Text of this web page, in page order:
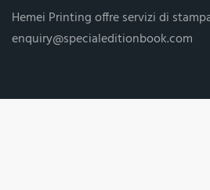
Hemei Printing offre servizi di
enquiry@specialeditionbook.com